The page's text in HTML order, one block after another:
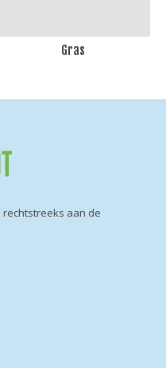
Gras
aan de